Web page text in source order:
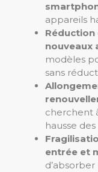
appareils
nouveaux
modèles
sans
cherchent
hausse
entrée et